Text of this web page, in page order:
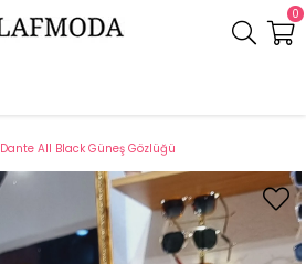
0
Dante All Black Güneş Gözlüğü